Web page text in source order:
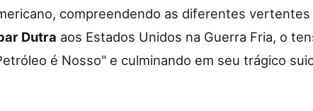
compreendendo as diferentes
Dutra aos Estados Unidos na Guerra Fria, o
é Nosso" e culminando em seu trágico